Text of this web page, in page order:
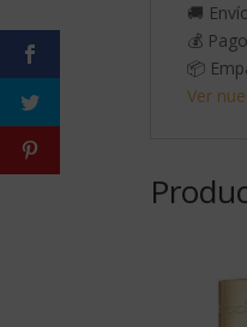
🚚
💰
📦
Ver